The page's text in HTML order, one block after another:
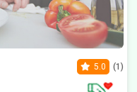
5.0 (1)